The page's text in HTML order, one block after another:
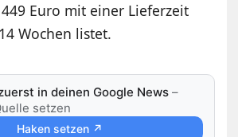
Euro mit einer Lieferzeit
Wochen listet.
in deinen Google News –
setzen
Haken setzen ↗